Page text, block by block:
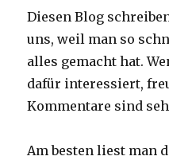
Diesen Blog
uns, weil man so
alles gemacht hat.
dafür interessiert,
Kommentare sind
Am besten liest man